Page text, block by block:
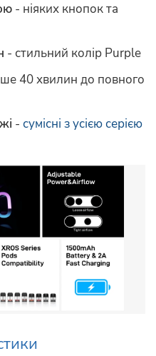
- ніяких кнопок та
- стильний колір Purple
40 хвилин до повного
- сумісні з усією серією